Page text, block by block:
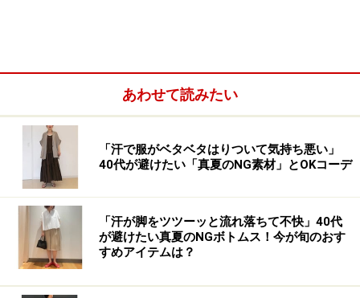
ュアルになりすぎず、上品に着ることができます。
あわせて読みたい
「汗で服がベタベタはりついて気持ち悪い」
40代が避けたい「真夏のNG素材」とOKコーデ
「汗が脚をツツーッと流れ落ちて不快」40代
が避けたい真夏のNGボトムス！今が旬のおす
すめアイテムは？